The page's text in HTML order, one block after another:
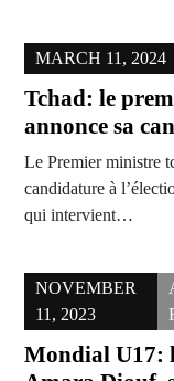
MARCH 11, 2024
Tchad: le
annonce sa
Le Premier ministre
candidature à
qui intervient…
NOVEMBER
11, 2023
Mondial U17: